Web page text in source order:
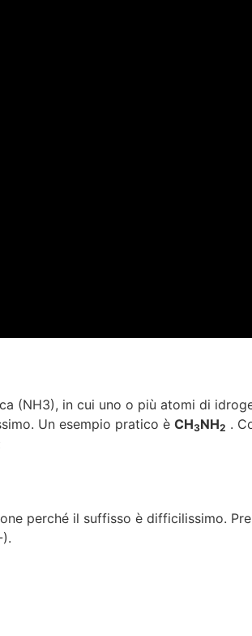
(NH3), in cui uno o più atomi di
Un esempio pratico è CH3NH2 .
perché il suffisso è difficilissimo.